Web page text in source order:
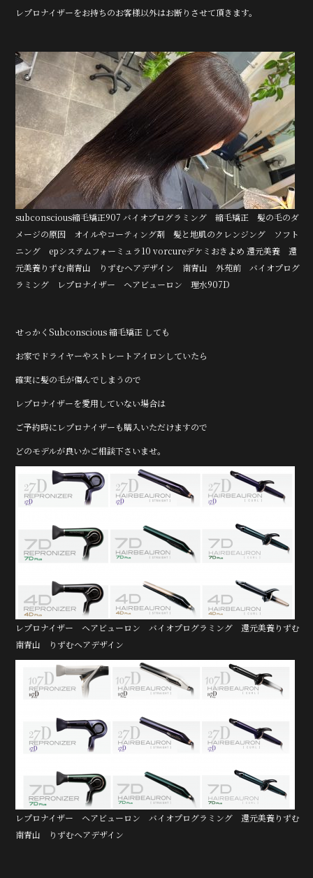
レプロナイザーをお持ちのお客様以外はお断りさせて頂きます。
subconscious縮毛矯正907 バイオプログラミング 縮毛矯正 髪の毛のダ
メージの原因 オイルやコーティング剤 髪と地肌のクレンジング ソフト
ニング epシステムフォーミュラ10 vorcureデケミおきよめ 還元美養 還
元美養りずむ南青山 りずむヘアデザイン 南青山 外苑前 バイオプログ
ラミング レプロナイザー ヘアビューロン 理水907D
せっかくSubconscious 縮毛矯正 しても
お家でドライヤーやストレートアイロンしていたら
確実に髪の毛が傷んでしまうので
レプロナイザーを愛用していない場合は
ご予約時にレプロナイザーも購入いただけますので
どのモデルが良いかご相談下さいませ。
レプロナイザー ヘアビューロン バイオプログラミング 還元美養りずむ
南青山 りずむヘアデザイン
レプロナイザー ヘアビューロン バイオプログラミング 還元美養りずむ
南青山 りずむヘアデザイン